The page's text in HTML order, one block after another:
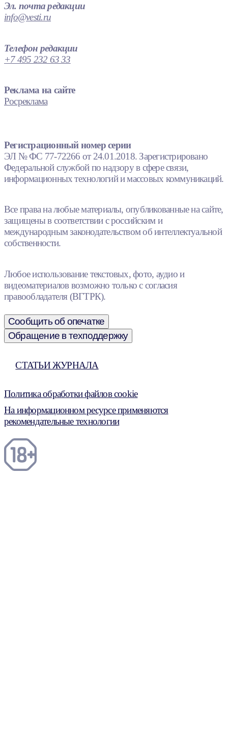
Эл. почта редакции
info@vesti.ru
Телефон редакции
+7 495 232 63 33
Реклама на сайте
Росреклама
Регистрационный номер серии
ЭЛ № ФС 77-72266 от 24.01.2018. Зарегистрировано
Федеральной службой по надзору в сфере связи,
информационных технологий и массовых коммуникаций.
Все права на любые материалы, опубликованные на сайте,
защищены в соответствии с российским и
международным законодательством об интеллектуальной
собственности.
Любое использование текстовых, фото, аудио и
видеоматериалов возможно только с согласия
правообладателя (ВГТРК).
Сообщить об опечатке
Обращение в техподдержку
СТАТЬИ ЖУРНАЛА
Политика обработки файлов cookie
На информационном ресурсе применяются
рекомендательные технологии